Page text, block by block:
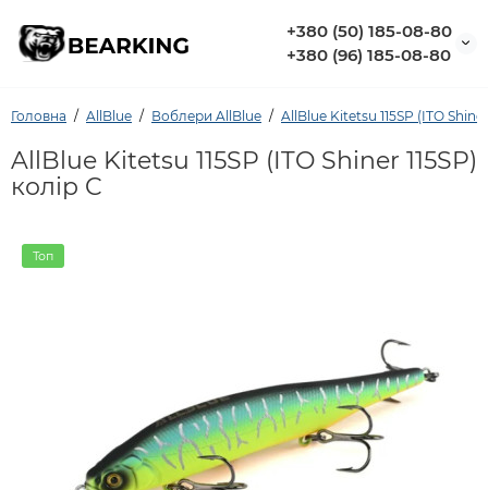
+380 (50) 185-08-80
+380 (96) 185-08-80
Головна AllBlue Воблери AllBlue AllBlue Kitetsu 115SP (ITO Shiner
AllBlue Kitetsu 115SP (ITO Shiner 115SP)
колір C
Топ